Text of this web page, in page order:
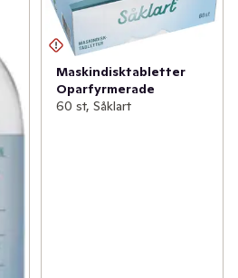
Maskindisktabletter
Oparfyrmerade
60 st, Såklart